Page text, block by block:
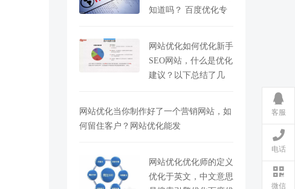
知道吗？ 百度优化专
网站优化如何优化新手
SEO网站，什么是优化
建议？以下总结了几
网站优化当你制作好了一个营销网站，如
何留住客户？网站优化能发
网站优化优化师的定义
优化于英文，中文意思
客服
电话
微信